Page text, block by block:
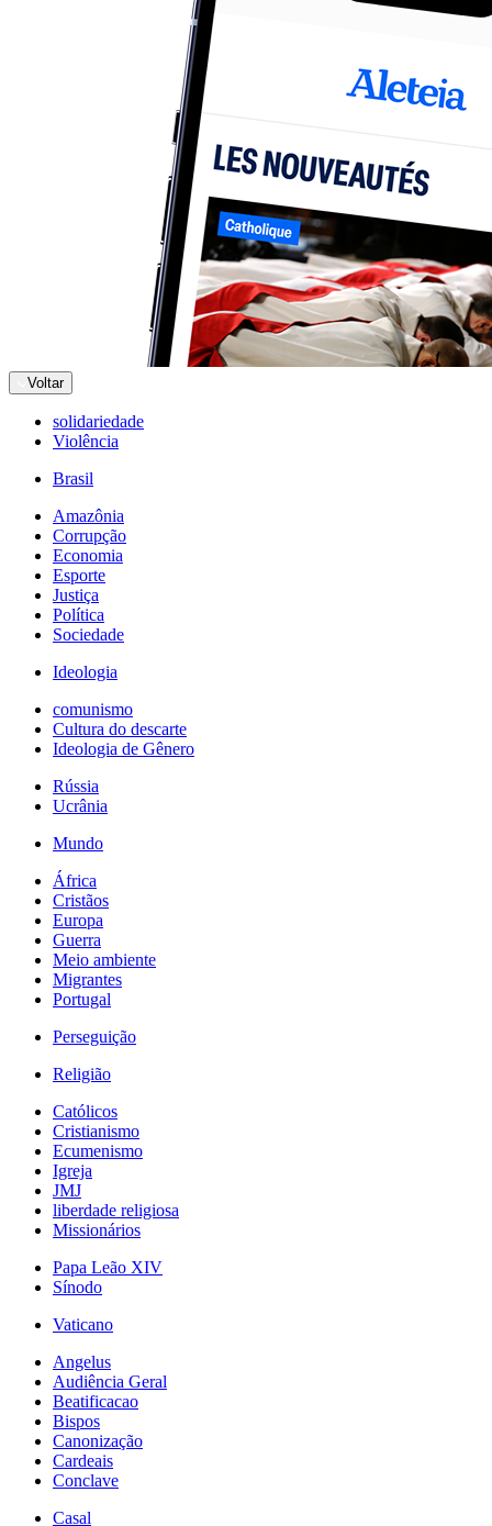
Voltar
solidariedade
Violência
Brasil
Amazônia
Corrupção
Economia
Esporte
Justiça
Política
Sociedade
Ideologia
comunismo
Cultura do descarte
Ideologia de Gênero
Rússia
Ucrânia
Mundo
África
Cristãos
Europa
Guerra
Meio ambiente
Migrantes
Portugal
Perseguição
Religião
Católicos
Cristianismo
Ecumenismo
Igreja
JMJ
liberdade religiosa
Missionários
Papa Leão XIV
Sínodo
Vaticano
Angelus
Audiência Geral
Beatificacao
Bispos
Canonização
Cardeais
Conclave
Casal